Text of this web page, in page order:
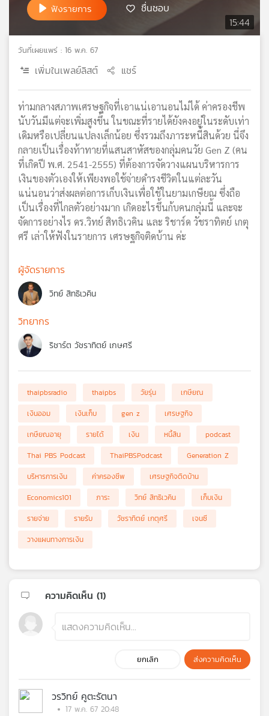
เครือ
15:44
ฟังรายการ ชื่นชอบ
วันที่เผยแพร่ : 16 พ.ค. 67
เพิ่มในเพลย์ลิสต์ แชร์
ท่ามกลางสภาพเศรษฐกิจที่เอาแน่เอานอนไม่ได้ ค่าครองชีพ
นับวันมีแต่จะเพิ่มสูงขึ้น ในขณะที่รายได้ยังคงอยู่ในระดับเท่า
เดิมหรือเปลี่ยนแปลงเล็กน้อย ซึ่งรวมถึงภาระหนี้สินด้วย นี่จึง
กลายเป็นเรื่องท้าทายที่แสนสาหัสของกลุ่มคนวัย Gen Z (คน
ที่เกิดปี พ.ศ. 2541-2555) ที่ต้องการจัดวางแผนบริหารการ
เงินของตัวเองให้เพียงพอใช้จ่ายดำรงชีวิตในแต่ละวัน
แน่นอนว่าส่งผลต่อการเก็บเงินเพื่อใช้ในยามเกษียณ ซึ่งถือ
เป็นเรื่องที่ไกลตัวอย่างมาก เกิดอะไรขึ้นก้บคนกลุ่มนี้ และจะ
จัดการอย่างไร ดร.วิทย์ สิทธิเวคิน และ ริชาร์ด วัชราทิตย์ เกตุ
ศรี เล่าให้ฟังในรายการ เศรษฐกิจติดบ้าน ค่ะ
ผู้จัดรายการ
วิทย์ สิทธิเวคิน
วิทยากร
ริชาร์ต วัชราทิตย์ เกษศรี
thaipbsradio thaipbs วัยรุ่น
เกษียณ
เงินออม
เงินเก็บ gen z
เศรษฐกิจ
เกษียณอายุ
รายได้ เงิน หนี้สิน
podcast
Thai PBS Podcast
ThaiPBSPodcast
Generation Z
บริหารการเงิน
ค่าครองชีพ
เศรษฐกิจติดบ้าน
Economics101
ภาระ วิทย์ สิทธิเวคิน
เก็บเงิน
รายจ่าย
รายรับ วัชราทิตย์ เกตุศรี
เจนซี
วางแผนทางการเงิน
ความคิดเห็น (1)
ยกเลิก ส่งความคิดเห็น
วรวิทย์ คูตะรัตนา
17 พ.ค. 67 20:48